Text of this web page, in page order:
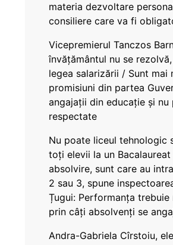
materia dezvoltare
consiliere care va fi
Vicepremierul Tanczos
învățământul nu se
legea salarizării / Sunt mai
promisiuni din partea
angajații din educație și nu
respectate
Nu poate liceul tehnologic
toți elevii la un Bacalaureat
absolvire, sunt care au
2 sau 3, spune
Țugui: Performanța trebuie
prin câți absolvenți se
Andra-Gabriela Cîrstoiu,